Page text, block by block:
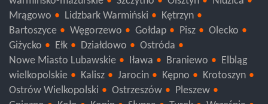
warmińsko-mazurskie
Szczytno Olsztyn
Nidzica
Mrągowo
Lidzbark Warmiński
Kętrzyn
Bartoszyce
Węgorzewo Gołdap Pisz
Olecko
Giżycko
Ełk Działdowo
Ostróda
Nowe Miasto Lubawskie
Iława Braniewo
Elbląg
wielkopolskie
Kalisz Jarocin Kępno
Krotoszyn
Ostrów Wielkopolski
Ostrzeszów
Pleszew